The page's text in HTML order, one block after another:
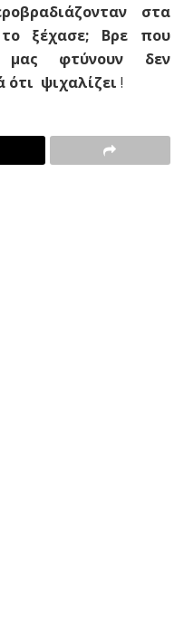
στα
ξέχασε; Βρε που
φτύνουν δεν
ψιχαλίζει !